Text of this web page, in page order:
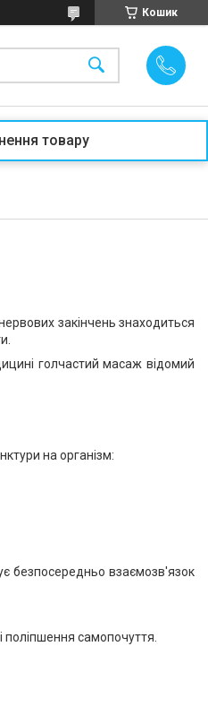
Кошик
товару
закінчень знаходиться
голчастий масаж відомий
на організм:
безпосередньо взаємозв'язок
поліпшення самопочуття.